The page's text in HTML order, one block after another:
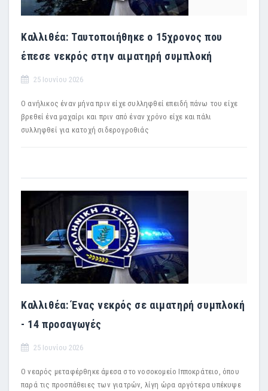
Καλλιθέα: Ταυτοποιήθηκε ο 15χρονος που
έπεσε νεκρός στην αιματηρή συμπλοκή
25 Ιουνίου 2026
Ο ανήλικος έναν μήνα πριν είχε συλληφθεί επειδή πάνω του είχε
βρεθεί ένα μαχαίρι και πριν από έναν χρόνο είχε και πάλι
συλληφθεί για κατοχή σιδερογροθιάς
Καλλιθέα: Ένας νεκρός σε αιματηρή συμπλοκή
- 14 προσαγωγές
25 Ιουνίου 2026
Ο νεαρός μεταφέρθηκε άμεσα στο νοσοκομείο Ιπποκράτειο, όπου
παρά τις προσπάθειες των γιατρών, λίγη ώρα αργότερα υπέκυψε